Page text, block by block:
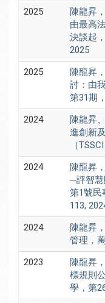
2025
陳龍昇
由最高
決談起
2025
2025
陳龍昇
討：由
第31期
2024
陳龍昇
進創新
（
2024
陳龍昇
─評智慧
第1號民
113,
2024
陳龍昇
管理，
2023
陳龍昇
標規則
學，第